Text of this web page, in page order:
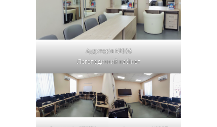
Аудиторія №306
Логопедичний кабінет